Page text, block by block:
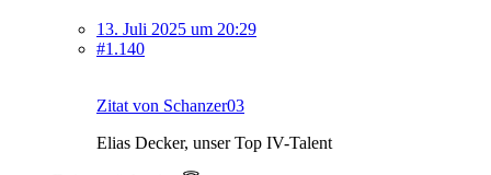
13. Juli 2025 um 20:29
#1.140
Zitat von Schanzer03
Elias Decker, unser Top IV-Talent